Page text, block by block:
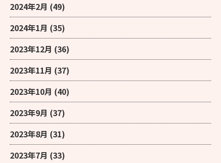
2024年2月 (49)
2024年1月 (35)
2023年12月 (36)
2023年11月 (37)
2023年10月 (40)
2023年9月 (37)
2023年8月 (31)
2023年7月 (33)